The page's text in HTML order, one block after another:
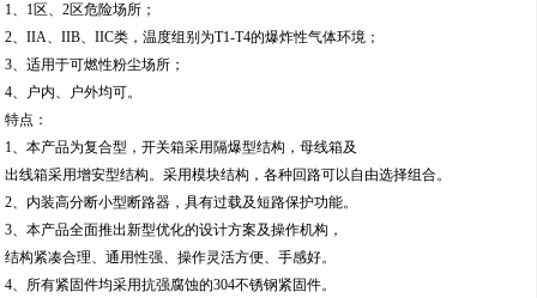
1、1区、2区危险场所；
2、IIA、IIB、IIC类，温度组别为T1-T4的爆炸性气体环境；
3、适用于可燃性粉尘场所；
4、户内、户外均可。
特点：
1、本产品为复合型，开关箱采用隔爆型结构，母线箱及
出线箱采用增安型结构。采用模块结构，各种回路可以自由选择组合。
2、内装高分断小型断路器，具有过载及短路保护功能。
3、本产品全面推出新型优化的设计方案及操作机构，
结构紧凑合理、通用性强、操作灵活方便、手感好。
4、所有紧固件均采用抗强腐蚀的304不锈钢紧固件。